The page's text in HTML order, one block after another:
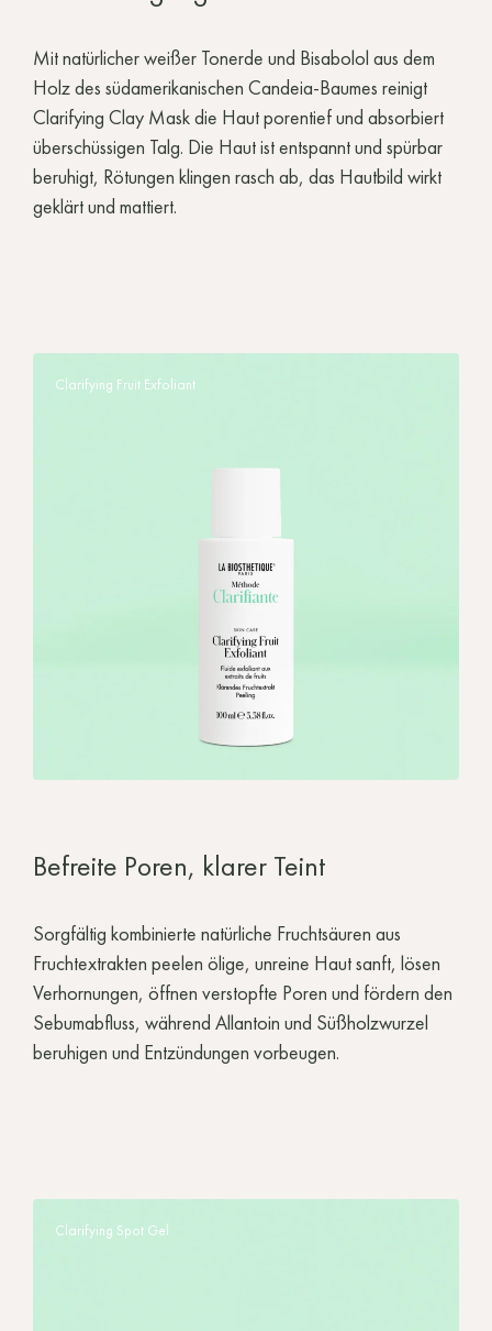
Mit natürlicher weißer Tonerde und Bisabolol aus dem
Holz des südamerikanischen Candeia-Baumes reinigt
Clarifying Clay Mask die Haut porentief und absorbiert
überschüssigen Talg. Die Haut ist entspannt und spürbar
beruhigt, Rötungen klingen rasch ab, das Hautbild wirkt
geklärt und mattiert.
Clarifying Fruit Exfoliant
Befreite Poren, klarer Teint
Sorgfältig kombinierte natürliche Fruchtsäuren aus
Fruchtextrakten peelen ölige, unreine Haut sanft, lösen
Verhornungen, öffnen verstopfte Poren und fördern den
Sebumabfluss, während Allantoin und Süßholzwurzel
beruhigen und Entzündungen vorbeugen.
Clarifying Spot Gel